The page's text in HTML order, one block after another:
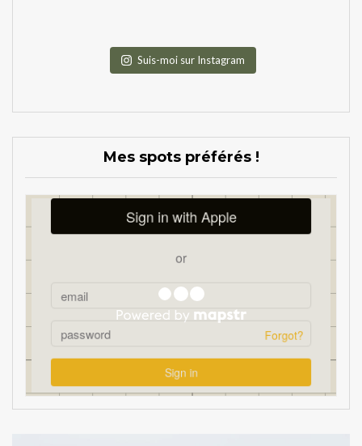
Suis-moi sur Instagram
Mes spots préférés !